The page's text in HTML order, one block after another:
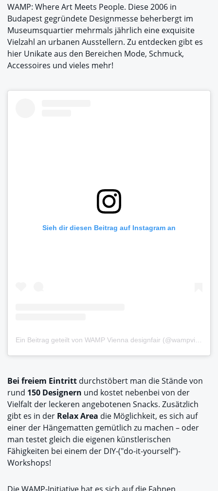
WAMP: Where Art Meets People. Diese 2006 in
Budapest gegründete Designmesse beherbergt im
Museumsquartier mehrmals jährlich eine exquisite
Vielzahl an urbanen Ausstellern. Zu entdecken gibt es
hier Unikate aus den Bereichen Mode, Schmuck,
Accessoires und vieles mehr!
Sieh dir diesen Beitrag auf Instagram an
Bei freiem Eintritt durchstöbert man die Stände von
rund 150 Designern und kostet nebenbei von der
Vielfalt der leckeren angebotenen Snacks. Zusätzlich
gibt es in der Relax Area die Möglichkeit, es sich auf
einer der Hängematten gemütlich zu machen – oder
man testet gleich die eigenen künstlerischen
Fähigkeiten bei einem der DIY-("do-it-yourself")-
Workshops!